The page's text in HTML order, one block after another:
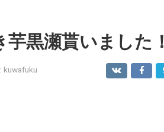
黒瀬貰いました！
kuwafuku